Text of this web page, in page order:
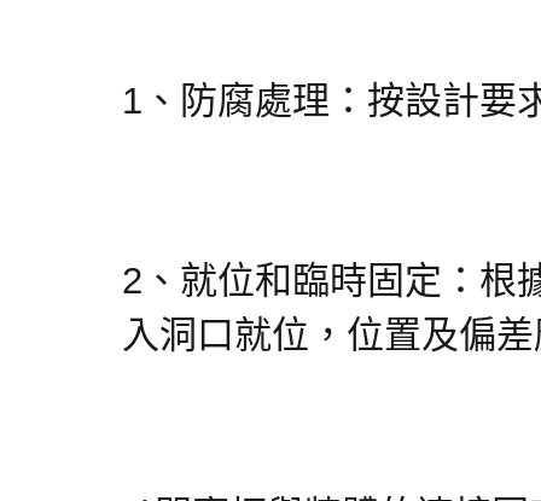
1、防腐處理：按設計要
2、就位和臨時固定：根
入洞口就位，位置及偏